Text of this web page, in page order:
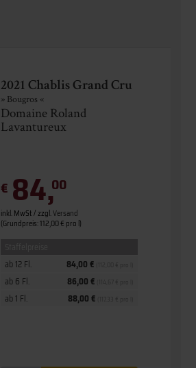
2021 Chablis Grand Cru
» Bougros «
Domaine Roland
Lavantureux
€ 84,00
inkl. MwSt. / zzgl.Versand
(Grundpreis: 112,00 € pro l)
ab 1 Fl. 88,00 €
ab 6 Fl. 86,00 €
ab 12 Fl. 84,00 €